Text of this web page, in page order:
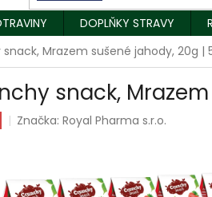
DOPLŇKY STRAVY
Mrazem sušené jahody, 20g |
snack, Mrazem
Značka:Royal Pharma s.r.o.